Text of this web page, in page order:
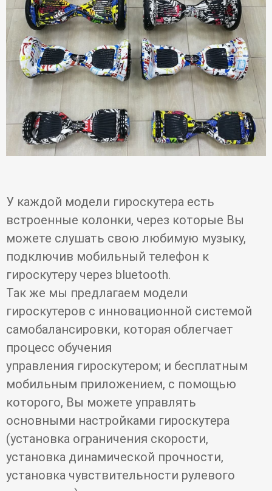
У каждой модели гироскутера есть
встроенные колонки, через которые Вы
можете слушать свою любимую музыку,
подключив мобильный телефон к
гироскутеру через bluetooth.
Так же мы предлагаем модели
гироскутеров с инновационной системой
самобалансировки, которая облегчает
процесс обучения
управления гироскутером; и бесплатным
мобильным приложением, с помощью
которого, Вы можете управлять
основными настройками гироскутера
(установка ограничения скорости,
установка динамической прочности,
установка чувствительности рулевого